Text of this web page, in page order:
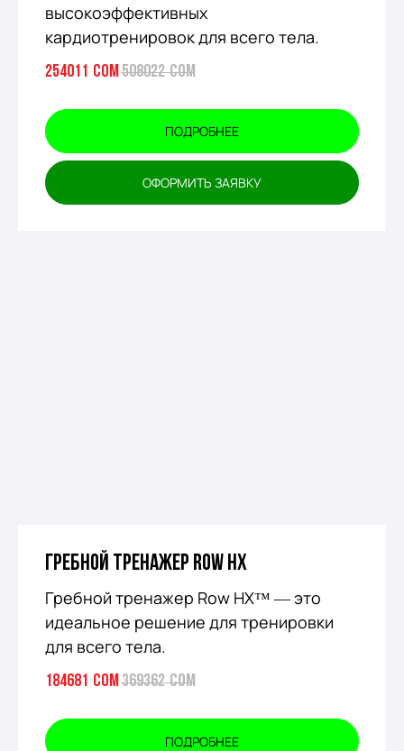
высокоэффективных
кардиотренировок для всего тела.
254011 сом 508022 сом
ПОДРОБНЕЕ
ОФОРМИТЬ ЗАЯВКУ
Гребной тренажер Row HX
Гребной тренажер Row HX™ — это
идеальное решение для тренировки
для всего тела.
184681 сом369362 сом
ПОДРОБНЕЕ